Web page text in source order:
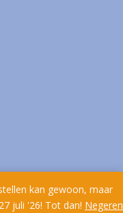
kan gewoon, maar
juli '26! Tot dan! Negeren